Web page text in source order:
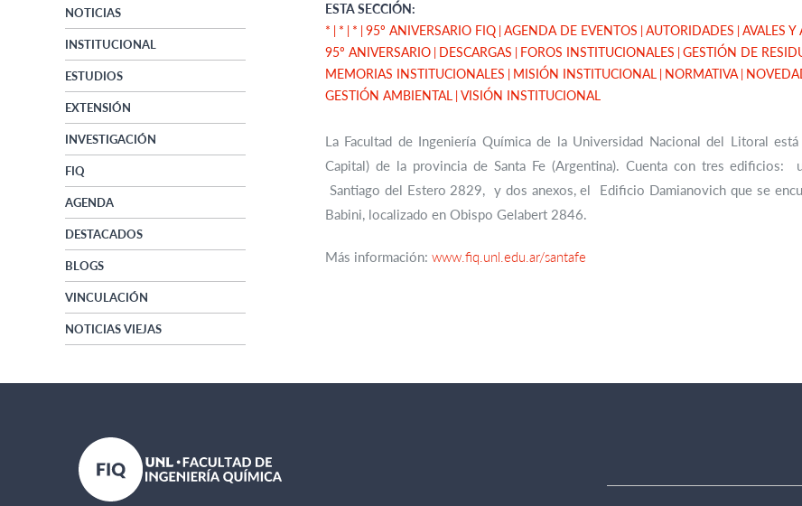
NOTICIAS
INSTITUCIONAL
ESTUDIOS
EXTENSIÓN
INVESTIGACIÓN
FIQ
AGENDA
DESTACADOS
BLOGS
VINCULACIÓN
NOTICIAS VIEJAS
ESTA SECCIÓN:
*
* * 95º ANIVERSARIO FIQ AGENDA DE EVENTOS AUTORIDADES AVALES Y
95º ANIVERSARIO DESCARGAS FOROS INSTITUCIONALES GESTIÓN DE
MEMORIAS INSTITUCIONALES
MISIÓN INSTITUCIONAL NORMATIVA
GESTIÓN AMBIENTAL
VISIÓN INSTITUCIONAL
La Facultad de Ingeniería Química de la Universidad Nacional del Litoral
Capital) de la provincia de Santa Fe (Argentina). Cuenta con tres
Santiago del Estero 2829, y dos anexos, el Edificio Damianovich que se
Babini, localizado en Obispo Gelabert 2846.
Más información: www.fiq.unl.edu.ar/santafe